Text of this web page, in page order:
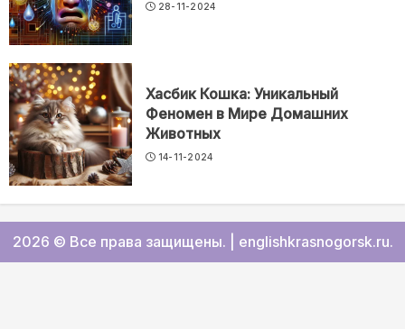
28-11-2024
Хасбик Кошка: Уникальный
Феномен в Мире Домашних
Животных
14-11-2024
2026 © Все права защищены. englishkrasnogorsk.ru.